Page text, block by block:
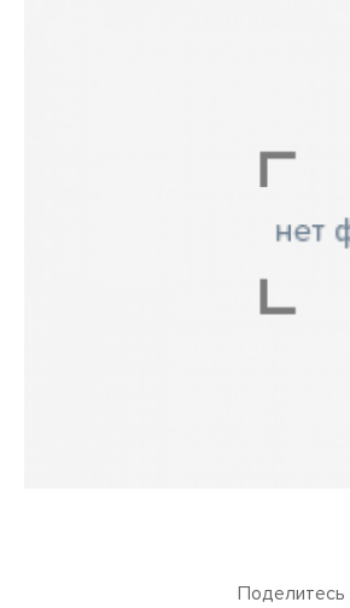
Поделитесь